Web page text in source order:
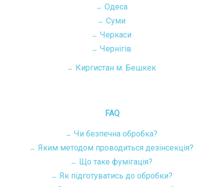
Одеса
Суми
Черкаси
Чернігів
Киргистан м. Бешкек
FAQ
Чи безпечна обробка?
Яким методом проводиться дезінсекція?
Що таке фумігація?
Як підготуватись до обробки?